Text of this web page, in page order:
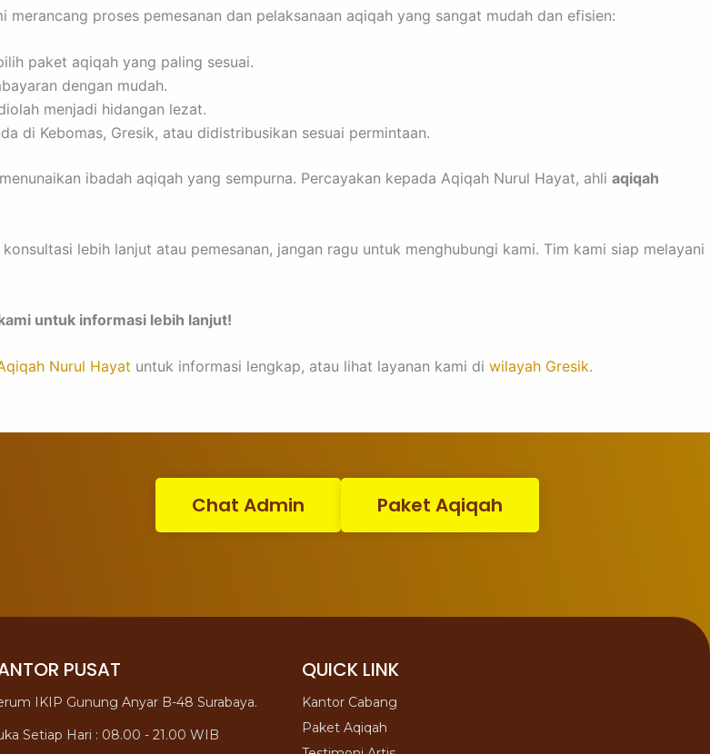
proses pemesanan dan pelaksanaan aqiqah yang sangat mudah dan efisien:
paket aqiqah yang paling sesuai.
dengan mudah.
menjadi hidangan lezat.
di Kebomas, Gresik, atau didistribusikan sesuai permintaan.
ibadah aqiqah yang sempurna. Percayakan kepada Aqiqah Nurul Hayat, ahli aqiqah
lebih lanjut atau pemesanan, jangan ragu untuk menghubungi kami. Tim kami siap melayani
untuk informasi lebih lanjut!
Nurul Hayat untuk informasi lengkap, atau lihat layanan kami di wilayah Gresik.
Chat Admin Paket Aqiqah
PUSAT
IKIP Gunung Anyar B-48 Surabaya.
Setiap Hari : 08.00 - 21.00 WIB
QUICK LINK
Kantor Cabang
Paket Aqiqah